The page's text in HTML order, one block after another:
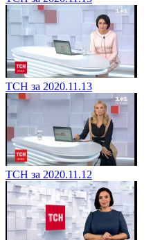
ТСН за 2020.11.13
ТСН за 2020.11.12